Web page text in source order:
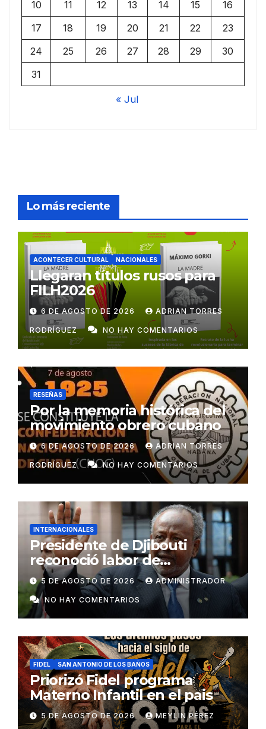
10
11 12 13 14 15
16
17
18 19 20 21 22
23
24
25 26 27 28 29
30
31
« Jul
Lo más reciente
ACONTECER CULTURAL NACIONALES
Llegaran títulos rusos para
FILH2026
6 DE AGOSTO DE 2026 ADRIAN TORRES
RODRÍGUEZ NO HAY COMENTARIOS
RESEÑAS
Por la memoria histórica del
movimiento obrero cubano
6 DE AGOSTO DE 2026 ADRIAN TORRES
RODRÍGUEZ NO HAY COMENTARIOS
INTERNACIONALES
Presidente de Djibouti
reconoció labor de
colaboradores de Cuba
5 DE AGOSTO DE 2026 ADMINISTRADOR
NO HAY COMENTARIOS
FIDEL SAN ANTONIO DE LOS BAÑOS
Priorizó Fidel programa
Materno Infantil en el pais
5 DE AGOSTO DE 2026 MEYLIN PÉREZ